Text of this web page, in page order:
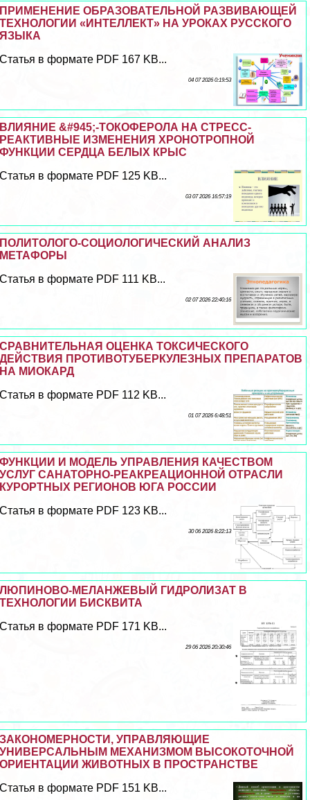
ПРИМЕНЕНИЕ ОБРАЗОВАТЕЛЬНОЙ РАЗВИВАЮЩЕЙ
ТЕХНОЛОГИИ «ИНТЕЛЛЕКТ» НА УРОКАХ РУССКОГО
ЯЗЫКА
Статья в формате PDF 167 KB...
04 07 2026 0:19:53
ВЛИЯНИЕ &#945;-ТОКОФЕРОЛА НА СТРЕСС-
РЕАКТИВНЫЕ ИЗМЕНЕНИЯ ХРОНОТРОПНОЙ
ФУНКЦИИ СЕРДЦА БЕЛЫХ КРЫС
Статья в формате PDF 125 KB...
03 07 2026 16:57:19
ПОЛИТОЛОГО-СОЦИОЛОГИЧЕСКИЙ АНАЛИЗ
МЕТАФОРЫ
Статья в формате PDF 111 KB...
02 07 2026 22:40:16
СРАВНИТЕЛЬНАЯ ОЦЕНКА ТОКСИЧЕСКОГО
ДЕЙСТВИЯ ПРОТИВОТУБЕРКУЛЕЗНЫХ ПРЕПАРАТОВ
НА МИОКАРД
Статья в формате PDF 112 KB...
01 07 2026 6:48:51
ФУНКЦИИ И МОДЕЛЬ УПРАВЛЕНИЯ КАЧЕСТВОМ
УСЛУГ САНАТОРНО-РЕАКРЕАЦИОННОЙ ОТРАСЛИ
КУРОРТНЫХ РЕГИОНОВ ЮГА РОССИИ
Статья в формате PDF 123 KB...
30 06 2026 8:22:13
ЛЮПИНОВО-МЕЛАНЖЕВЫЙ ГИДРОЛИЗАТ В
ТЕХНОЛОГИИ БИСКВИТА
Статья в формате PDF 171 KB...
29 06 2026 20:30:46
ЗАКОНОМЕРНОСТИ, УПРАВЛЯЮЩИЕ
УНИВЕРСАЛЬНЫМ МЕХАНИЗМОМ ВЫСОКОТОЧНОЙ
ОРИЕНТАЦИИ ЖИВОТНЫХ В ПРОСТРАНСТВЕ
Статья в формате PDF 151 KB...